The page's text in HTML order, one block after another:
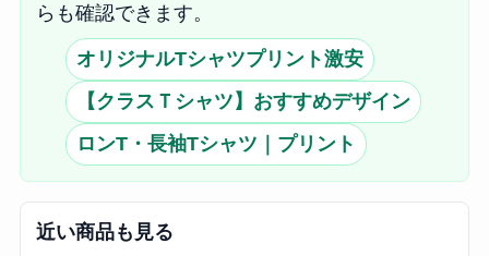
らも確認できます。
オリジナルTシャツプリント激安
【クラスＴシャツ】おすすめデザイン
ロンT・長袖Tシャツ｜プリント
近い商品も見る